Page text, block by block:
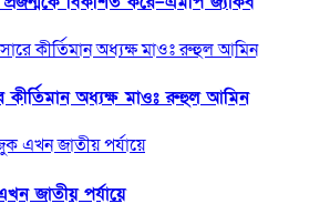
কীর্তিমান অধ্যক্ষ মাওঃ রুহুল আমিন
জাতীয় পর্যায়ে